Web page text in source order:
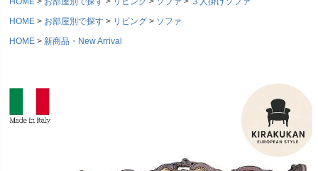
HOME
お部屋別で探す リビング
ソファ
HOME
新商品・New Arrival